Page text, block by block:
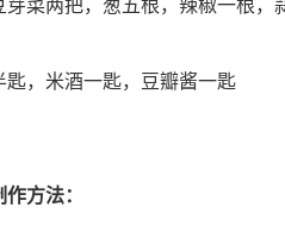
芽菜两把，葱五根，辣椒一根，
匙，米酒一匙，豆瓣酱一匙
方法：